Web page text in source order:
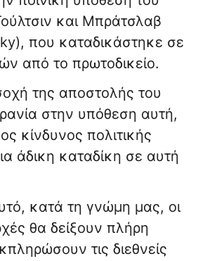
και Μπράτσλαβ
που καταδικάστηκε σε
από το πρωτοδικείο.
της αποστολής του
στην υπόθεση αυτή,
κίνδυνος πολιτικής
άδικη καταδίκη σε αυτή
κατά τη γνώμη μας, οι
θα δείξουν πλήρη
τις διεθνείς